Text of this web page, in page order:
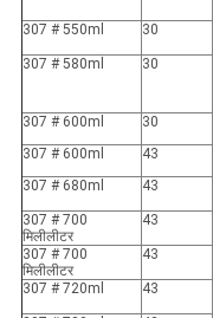
307 # 550ml 30
307 # 580ml 30
307 # 600ml 30
307 # 600ml
43
307 # 680ml
43
307 # 700
मिलीलीटर
43
307 # 700
मिलीलीटर
43
307 # 720ml 43